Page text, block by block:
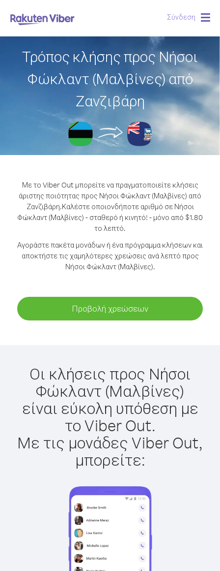
Σύνδεση
Τρόπος κλήσης προς Νήσοι
Φώκλαντ (Μαλβίνες) από
Ζανζιβάρη
Με το Viber Out μπορείτε να πραγματοποιείτε κλήσεις
άριστης ποιότητας προς Νήσοι Φώκλαντ (Μαλβίνες) από
Ζανζιβάρη.Καλέστε οποιονδήποτε αριθμό σε Νήσοι
Φώκλαντ (Μαλβίνες) - σταθερό ή κινητό! - μόνο από $1.80
το λεπτό.
Αγοράστε πακέτα μονάδων ή ένα πρόγραμμα κλήσεων και
αποκτήστε τις χαμηλότερες χρεώσεις ανά λεπτό προς
Νήσοι Φώκλαντ (Μαλβίνες).
Προβολή χρεώσεων
Οι κλήσεις προς Νήσοι
Φώκλαντ (Μαλβίνες)
είναι εύκολη υπόθεση με
το Viber Out.
Με τις μονάδες Viber Out,
μπορείτε: